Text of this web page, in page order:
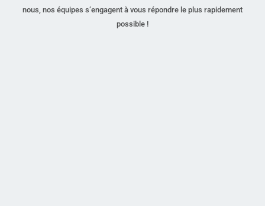
nous, nos équipes s’engagent à vous répondre le plus rapidement
possible !